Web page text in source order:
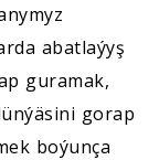
abatlaýyş
guramak,
gorap
boýunça